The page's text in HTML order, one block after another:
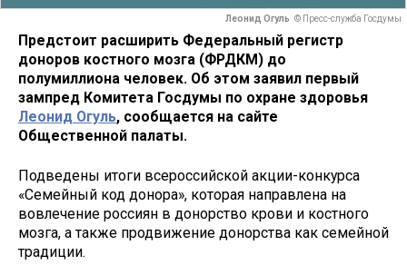
Леонид Огуль © Пресс-служба Госдумы
Предстоит расширить Федеральный регистр
доноров костного мозга (ФРДКМ) до
полумиллиона человек. Об этом заявил первый
зампред Комитета Госдумы по охране здоровья
Леонид Огуль, сообщается на сайте
Общественной палаты.
Подведены итоги всероссийской акции-конкурса
«Семейный код донора», которая направлена на
вовлечение россиян в донорство крови и костного
мозга, а также продвижение донорства как семейной
традиции.